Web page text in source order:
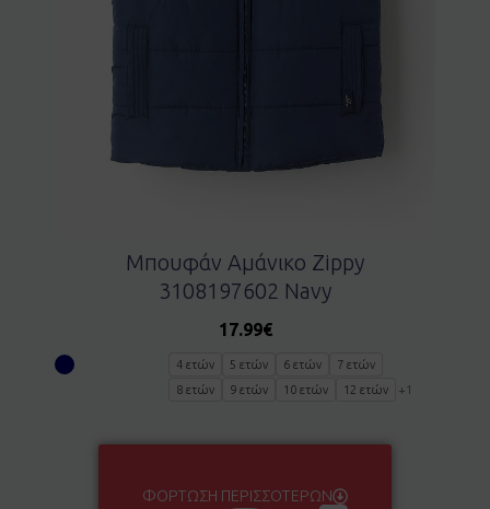
Μπουφάν Αμάνικο Zippy
3108197602 Navy
17.99€
4 ετών 5 ετών 6 ετών
7 ετών
8 ετών
9 ετών 10 ετών 12 ετών +1
ΦΌΡΤΩΣΗ ΠΕΡΙΣΣΌΤΕΡΩΝ